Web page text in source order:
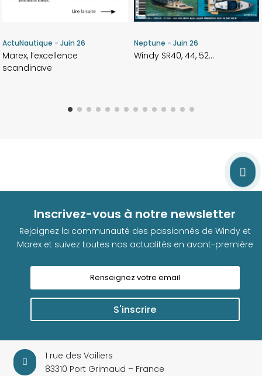
ActuNautique - Juin 26
Marex, l’excellence
scandinave
Neptune - Juin 26
Windy SR40, 44, 52…

Inscrivez-vous à notre newsletter
Rejoignez la communauté des passionnés de Windy et
Marex et suivez toutes nos actualités en avant-première
S'inscrire

1 rue des Voiliers
83310 Port Grimaud – France